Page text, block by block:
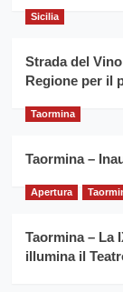
Sicilia
Strada del
Regione per il
Taormina
Taormina –
Apertura
Taormina – La
illumina il